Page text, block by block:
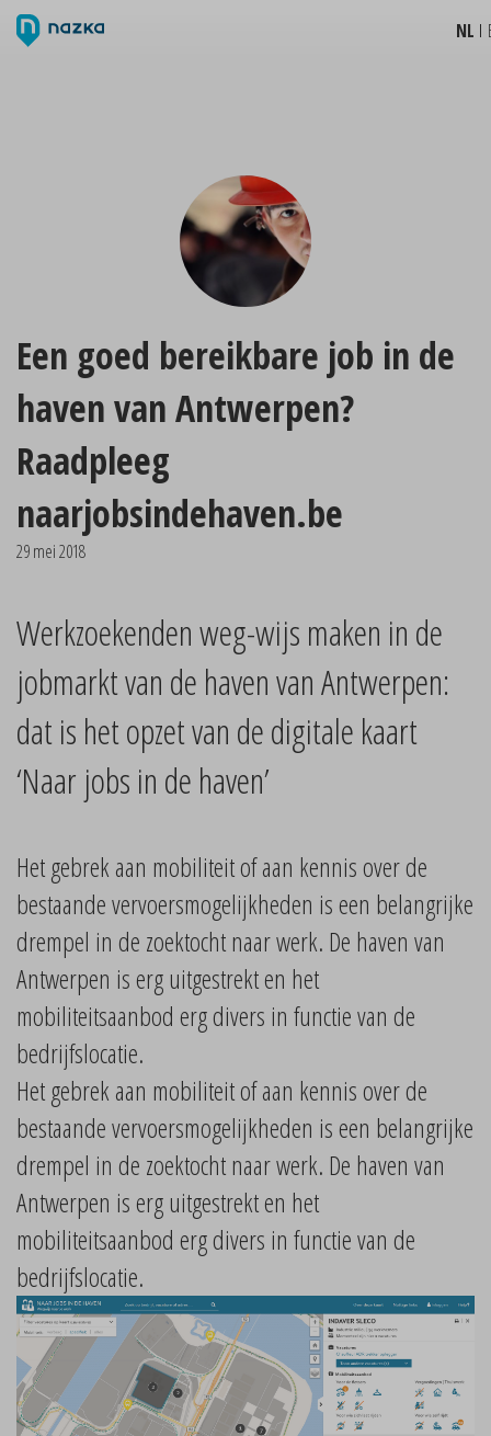
NL
Een goed bereikbare job in de
haven van Antwerpen?
Raadpleeg
naarjobsindehaven.be
29 mei 2018
Werkzoekenden weg-wijs maken in de
jobmarkt van de haven van Antwerpen:
dat is het opzet van de digitale kaart
‘Naar jobs in de haven’
Het gebrek aan mobiliteit of aan kennis over de
bestaande vervoersmogelijkheden is een belangrijke
drempel in de zoektocht naar werk. De haven van
Antwerpen is erg uitgestrekt en het
mobiliteitsaanbod erg divers in functie van de
bedrijfslocatie.
Het gebrek aan mobiliteit of aan kennis over de
bestaande vervoersmogelijkheden is een belangrijke
drempel in de zoektocht naar werk. De haven van
Antwerpen is erg uitgestrekt en het
mobiliteitsaanbod erg divers in functie van de
bedrijfslocatie.